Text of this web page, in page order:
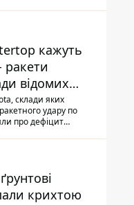
кажуть
ракети
відомих
склади яких
удару по
про дефіцит
крихтою